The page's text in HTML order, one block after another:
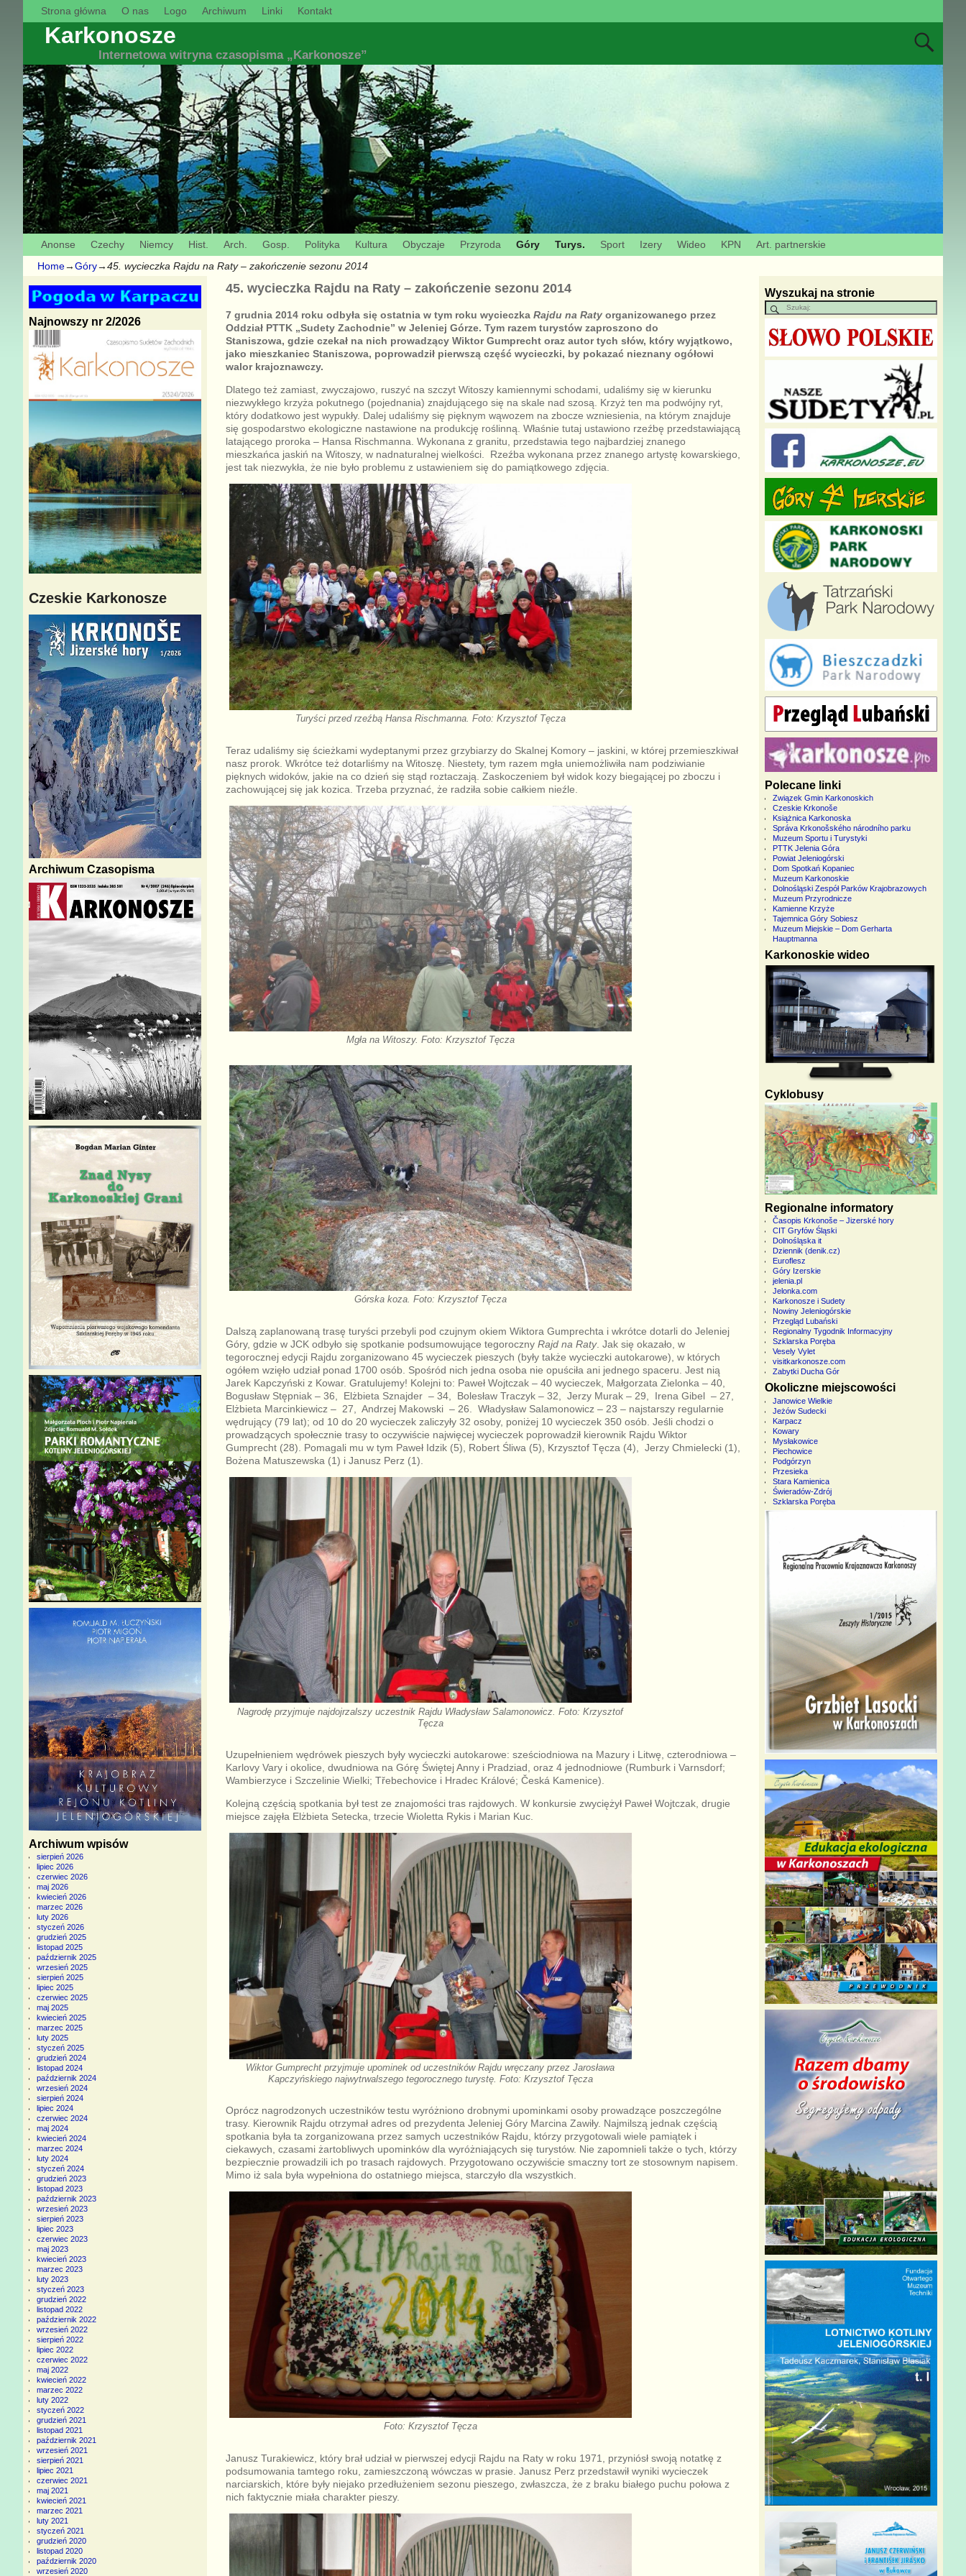
Strona główna O nas Logo Archiwum Linki Kontakt
Karkonosze
Internetowa witryna czasopisma „Karkonosze”
Anonse Czechy Niemcy Hist. Arch. Gosp. Polityka Kultura Obyczaje Przyroda Góry Turys. Sport Izery Wideo KPN
Art. partnerskie
Home→Góry→45. wycieczka Rajdu na Raty – zakończenie sezonu 2014
45. wycieczka Rajdu na Raty – zakończenie sezonu 2014
7 grudnia 2014 roku odbyła się ostatnia w tym roku wycieczka Rajdu na Ratyorganizowanego przez
Oddział PTTK „Sudety Zachodnie” w Jeleniej Górze. Tym razem turystów zaproszono do
Staniszowa, gdzie czekał na nich prowadzący Wiktor Gumprecht oraz autor tych słów, który wyjątkowo,
jako mieszkaniec Staniszowa, poprowadził pierwszą część wycieczki, by pokazać nieznany ogółowi
walor krajoznawczy.
Dlatego też zamiast, zwyczajowo, ruszyć na szczyt Witoszy kamiennymi schodami, udaliśmy się w kierunku
niezwykłego krzyża pokutnego (pojednania) znajdującego się na skale nad szosą. Krzyż ten ma podwójny ryt,
który dodatkowo jest wypukły. Dalej udaliśmy się pięknym wąwozem na zbocze wzniesienia, na którym znajduje
się gospodarstwo ekologiczne nastawione na produkcję roślinną. Właśnie tutaj ustawiono rzeźbę przedstawiającą
latającego proroka – Hansa Rischmanna. Wykonana z granitu, przedstawia tego najbardziej znanego
mieszkańca jaskiń na Witoszy, w nadnaturalnej wielkości. Rzeźba wykonana przez znanego artystę kowarskiego,
jest tak niezwykła, że nie było problemu z ustawieniem się do pamiątkowego zdjęcia.
Turyści przed rzeźbą Hansa Rischmanna. Foto: Krzysztof Tęcza
Teraz udaliśmy się ścieżkami wydeptanymi przez grzybiarzy do Skalnej Komory – jaskini, w której przemieszkiwał
nasz prorok. Wkrótce też dotarliśmy na Witoszę. Niestety, tym razem mgła uniemożliwiła nam podziwianie
pięknych widoków, jakie na co dzień się stąd roztaczają. Zaskoczeniem był widok kozy biegającej po zboczu i
zachowującej się jak kozica. Trzeba przyznać, że radziła sobie całkiem nieźle.
Mgła na Witoszy. Foto: Krzysztof Tęcza
Górska koza. Foto: Krzysztof Tęcza
Dalszą zaplanowaną trasę turyści przebyli pod czujnym okiem Wiktora Gumprechta i wkrótce dotarli do Jeleniej
Góry, gdzie w JCK odbyło się spotkanie podsumowujące tegoroczny Rajd na Raty. Jak się okazało, w
tegorocznej edycji Rajdu zorganizowano 45 wycieczek pieszych (były także wycieczki autokarowe), w których
ogółem wzięło udział ponad 1700 osób. Spośród nich jedna osoba nie opuściła ani jednego spaceru. Jest nią
Jarek Kapczyński z Kowar. Gratulujemy! Kolejni to: Paweł Wojtczak – 40 wycieczek, Małgorzata Zielonka – 40,
Bogusław Stępniak – 36, Elżbieta Sznajder – 34, Bolesław Traczyk – 32, Jerzy Murak – 29, Irena Gibel – 27,
Elżbieta Marcinkiewicz – 27, Andrzej Makowski – 26. Władysław Salamonowicz – 23 – najstarszy regularnie
wędrujący (79 lat); od 10 do 20 wycieczek zaliczyły 32 osoby, poniżej 10 wycieczek 350 osób. Jeśli chodzi o
prowadzących społecznie trasy to oczywiście najwięcej wycieczek poprowadził kierownik Rajdu Wiktor
Gumprecht (28). Pomagali mu w tym Paweł Idzik (5), Robert Śliwa (5), Krzysztof Tęcza (4), Jerzy Chmielecki (1),
Bożena Matuszewska (1) i Janusz Perz (1).
Nagrodę przyjmuje najdojrzalszy uczestnik Rajdu Władysław Salamonowicz. Foto: Krzysztof
Tęcza
Uzupełnieniem wędrówek pieszych były wycieczki autokarowe: sześciodniowa na Mazury i Litwę, czterodniowa –
Karlovy Vary i okolice, dwudniowa na Górę Świętej Anny i Pradziad, oraz 4 jednodniowe (Rumburk i Varnsdorf;
Wambierzyce i Szczelinie Wielki; Třebechovice i Hradec Králové; Česká Kamenice).
Kolejną częścią spotkania był test ze znajomości tras rajdowych. W konkursie zwyciężył Paweł Wojtczak, drugie
miejsce zajęła Elżbieta Setecka, trzecie Wioletta Rykis i Marian Kuc.
Wiktor Gumprecht przyjmuje upominek od uczestników Rajdu wręczany przez Jarosława
Kapczyńskiego najwytrwalszego tegorocznego turystę. Foto: Krzysztof Tęcza
Oprócz nagrodzonych uczestników testu wyróżniono drobnymi upominkami osoby prowadzące poszczególne
trasy. Kierownik Rajdu otrzymał adres od prezydenta Jeleniej Góry Marcina Zawiły. Najmilszą jednak częścią
spotkania była ta zorganizowana przez samych uczestników Rajdu, którzy przygotowali wiele pamiątek i
ciekawych, czasami żartobliwych upominków dla wyróżniających się turystów. Nie zapomnieli także o tych, którzy
bezpiecznie prowadzili ich po trasach rajdowych. Przygotowano oczywiście smaczny tort ze stosownym napisem.
Mimo iż sala była wypełniona do ostatniego miejsca, starczyło dla wszystkich.
Foto: Krzysztof Tęcza
Janusz Turakiewicz, który brał udział w pierwszej edycji Rajdu na Raty w roku 1971, przyniósł swoją notatkę z
podsumowania tamtego roku, zamieszczoną wówczas w prasie. Janusz Perz przedstawił wyniki wycieczek
narciarskich, które były niejako przedłużeniem sezonu pieszego, zwłaszcza, że z braku białego puchu połowa z
nich faktycznie miała charakter pieszy.
Najnowszy nr 2/2026
Czeskie Karkonosze
Archiwum Czasopisma
Archiwum wpisów
sierpień 2026
lipiec 2026
czerwiec 2026
maj 2026
kwiecień 2026
marzec 2026
luty 2026
styczeń 2026
grudzień 2025
listopad 2025
październik 2025
wrzesień 2025
sierpień 2025
lipiec 2025
czerwiec 2025
maj 2025
kwiecień 2025
marzec 2025
luty 2025
styczeń 2025
grudzień 2024
listopad 2024
październik 2024
wrzesień 2024
sierpień 2024
lipiec 2024
czerwiec 2024
maj 2024
kwiecień 2024
marzec 2024
luty 2024
styczeń 2024
grudzień 2023
listopad 2023
październik 2023
wrzesień 2023
sierpień 2023
lipiec 2023
czerwiec 2023
maj 2023
kwiecień 2023
marzec 2023
luty 2023
styczeń 2023
grudzień 2022
listopad 2022
październik 2022
wrzesień 2022
sierpień 2022
lipiec 2022
czerwiec 2022
maj 2022
kwiecień 2022
marzec 2022
luty 2022
styczeń 2022
grudzień 2021
listopad 2021
październik 2021
wrzesień 2021
sierpień 2021
lipiec 2021
czerwiec 2021
maj 2021
kwiecień 2021
marzec 2021
luty 2021
styczeń 2021
grudzień 2020
listopad 2020
październik 2020
wrzesień 2020
Wyszukaj na stronie
Polecane linki
Związek Gmin Karkonoskich
Czeskie Krkonoše
Książnica Karkonoska
Správa Krkonošského národního parku
Muzeum Sportu i Turystyki
PTTK Jelenia Góra
Powiat Jeleniogórski
Dom Spotkań Kopaniec
Muzeum Karkonoskie
Dolnośląski Zespół Parków Krajobrazowych
Muzeum Przyrodnicze
Kamienne Krzyże
Tajemnica Góry Sobiesz
Muzeum Miejskie – Dom Gerharta
Hauptmanna
Karkonoskie wideo
Cyklobusy
Regionalne informatory
Časopis Krkonoše – Jizerské hory
CIT Gryfów Śląski
Dolnośląska it
Dziennik (denik.cz)
Euroflesz
Góry Izerskie
jelenia.pl
Jelonka.com
Karkonosze i Sudety
Nowiny Jeleniogórskie
Przegląd Lubański
Regionalny Tygodnik Informacyjny
Szklarska Poręba
Vesely Vylet
visitkarkonosze.com
Zabytki Ducha Gór
Okoliczne miejscowości
Janowice Wielkie
Jeżów Sudecki
Karpacz
Kowary
Mysłakowice
Piechowice
Podgórzyn
Przesieka
Stara Kamienica
Świeradów-Zdrój
Szklarska Poręba